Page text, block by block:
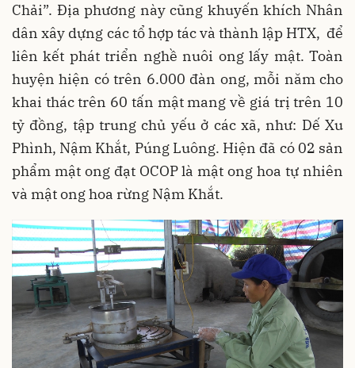
Chải”. Địa phương này cũng khuyến khích Nhân
dân xây dựng các tổ hợp tác và thành lập HTX, để
liên kết phát triển nghề nuôi ong lấy mật. Toàn
huyện hiện có trên 6.000 đàn ong, mỗi năm cho
khai thác trên 60 tấn mật mang về giá trị trên 10
tỷ đồng, tập trung chủ yếu ở các xã, như: Dế Xu
Phình, Nậm Khắt, Púng Luông. Hiện đã có 02 sản
phẩm mật ong đạt OCOP là mật ong hoa tự nhiên
và mật ong hoa rừng Nậm Khắt.